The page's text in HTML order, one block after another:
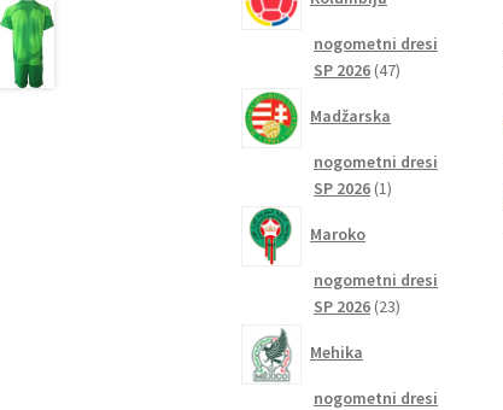
nogometni dresi
SP 2026 4747
Madžarska
nogometni dresi
SP 2026 11
Maroko
nogometni dresi
SP 2026 2323
Mehika
nogometni dresi